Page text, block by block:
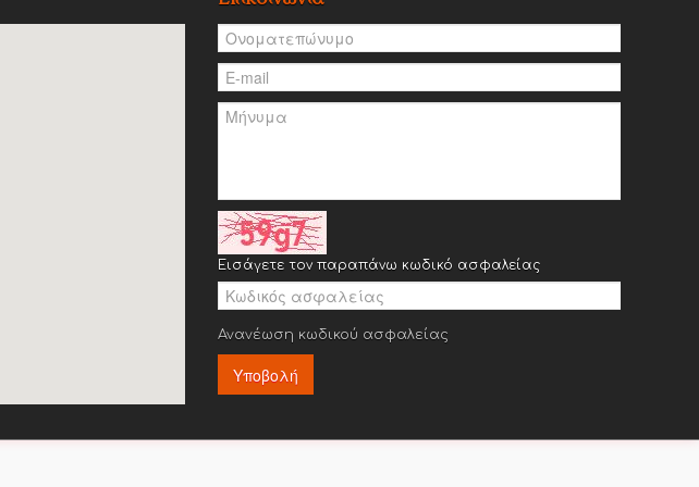
Εισάγετε τον παραπάνω κωδικό ασφαλείας
Ανανέωση κωδικού ασφαλείας
Υποβολή